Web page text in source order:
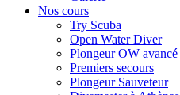
Nos cours
Try Scuba
Open Water Diver
Plongeur OW avancé
Premiers secours
Plongeur Sauveteur